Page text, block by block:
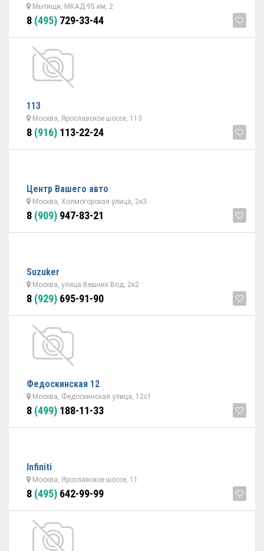
Мытищи, МКАД 95 км, 2
8 (495) 729-33-44
113
Москва, Ярославское шоссе, 113
8 (916) 113-22-24
Центр Вашего авто
Москва, Холмогорская улица, 2к3
8 (909) 947-83-21
Suzuker
Москва, улица Вешних Вод, 2к2
8 (929) 695-91-90
Федоскинская 12
Москва, Федоскинская улица, 12с1
8 (499) 188-11-33
Infiniti
Москва, Ярославское шоссе, 11
8 (495) 642-99-99